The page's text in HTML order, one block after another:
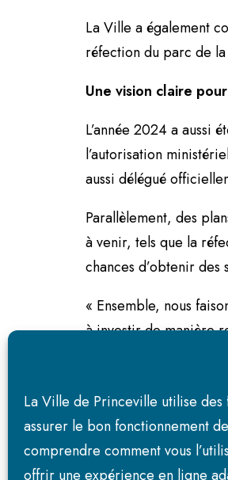
La Ville de Princeville utilise
assurer le bon fonctionnement
comprendre comment vous
offrir une expérience en ligne
La Ville a également
réfection du parc de
Une vision claire
L’année 2024 a aussi
l’autorisation
aussi délégué
Parallèlement, des
à venir, tels que la
chances d’obtenir des
« Ensemble, nous
à investir de manière
URBANISME